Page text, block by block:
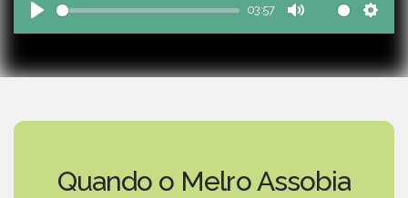
Play
03:57
Mute
Quando o Melro Assobia